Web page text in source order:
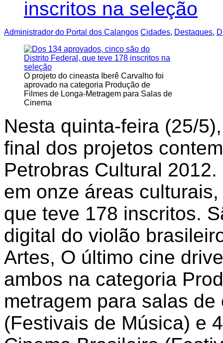
Administrador do Portal dos Calangos Cidades, Destaques,
O projeto do cineasta Iberê Carvalho foi
aprovado na categoria Produção de
Filmes de Longa-Metragem para Salas de
Cinema
Nesta quinta-feira (25/
final dos projetos
Petrobras Cultural
em onze áreas
que teve 178 inscritos.
digital do violão
Artes, O último cine
ambos na categoria
metragem para salas
(Festivais de Música) e